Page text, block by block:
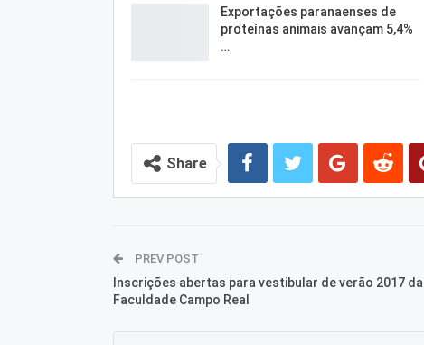
Exportações paranaenses de
proteínas animais avançam 5,4%
…
Share
PREV POST
Inscrições abertas para vestibular de verão 2017 da
Faculdade Campo Real